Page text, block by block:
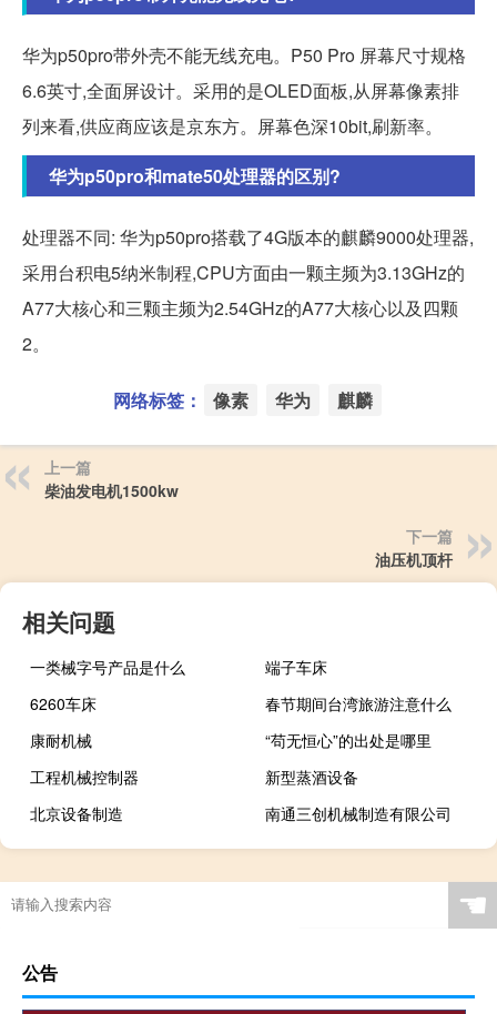
华为p50pro带外壳不能无线充电。P50 Pro 屏幕尺寸规格
6.6英寸,全面屏设计。采用的是OLED面板,从屏幕像素排
列来看,供应商应该是京东方。屏幕色深10bit,刷新率。
华为p50pro和mate50处理器的区别?
处理器不同: 华为p50pro搭载了4G版本的麒麟9000处理器,
采用台积电5纳米制程,CPU方面由一颗主频为3.13GHz的
A77大核心和三颗主频为2.54GHz的A77大核心以及四颗
2。
网络标签： 像素 华为 麒麟
上一篇
柴油发电机1500kw
下一篇
油压机顶杆
相关问题
一类械字号产品是什么
端子车床
6260车床
春节期间台湾旅游注意什么
康耐机械
“苟无恒心”的出处是哪里
工程机械控制器
新型蒸酒设备
北京设备制造
南通三创机械制造有限公司
☚
公告